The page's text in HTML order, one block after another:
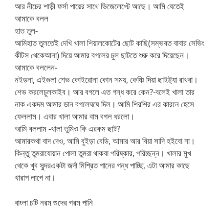
আর নীচের শাড়ী ফর্সা পায়ের সাথে ভিজেলেপ্টে আছে। আমি যেতেই
আমাকে বলল
হাত তুল-
আমিহাত তুলতেই দেখি খালা শিয়ালকোটের ছোট কাছি(সম্ভবত বাবার সেভিং
কীটস থেকেআনা) দিয়ে আমার বগলের চুল ছাটতে শুরু করে দিয়েছেন।
আমাকে বললেন-
নইড়না, এইগুলা শেভ কোইরোনা কোন সময়, কেঞ্চি দিয়া ছাইট্ট্যা রাখবা।
শেভ করলেচুলকাইব। আর বগলে এত গন্ধ করে কেন?-বলেই খালা তার
নাক একদম আমার ডান বগলেঘষে দিল। আমি শিরশির এর কারনে হেসে
ফেললাম। এবার খালা আমার বাম বগল ধরলো।
আমি বললাম -খালা তুমিও কি এরকম ছাট?
আমারকথা বাদ দেও, আমি বুইড়া বেডি, আমার আর বিয়া সাদি হইবো না।
কিন্তু তুমরাযোয়ান পোলা তুমরা থাকবা পরিষ্কার, পরিচ্ছন্ন। খালার মুখ
থেকে খুব সুব্দরএকটা জর্দা মিশ্রিত পানের গন্ধ পাচ্ছি, এটা আমার কাছে
খারাপ লাগে না।
বাংলা চটি নরম গুদের গরম পানি